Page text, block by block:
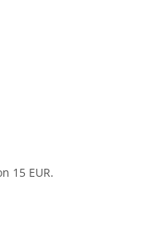
15 EUR.